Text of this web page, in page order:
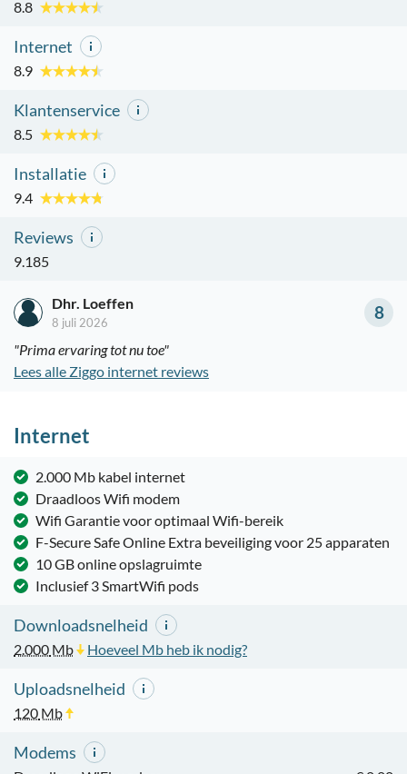
8.8
Internet
8.9
Klantenservice
8.5
Installatie
9.4
Reviews
9.185
8
Dhr. Loeffen
8 juli 2026
"Prima ervaring tot nu toe"
Lees alle Ziggo internet reviews
Internet
2.000 Mb kabel internet
Draadloos Wifi modem
Wifi Garantie voor optimaal Wifi-bereik
F-Secure Safe Online Extra beveiliging voor 25 apparaten
10 GB online opslagruimte
Inclusief 3 SmartWifi pods
Downloadsnelheid
2.000 Mb Hoeveel Mb heb ik nodig?
Uploadsnelheid
120 Mb
Modems